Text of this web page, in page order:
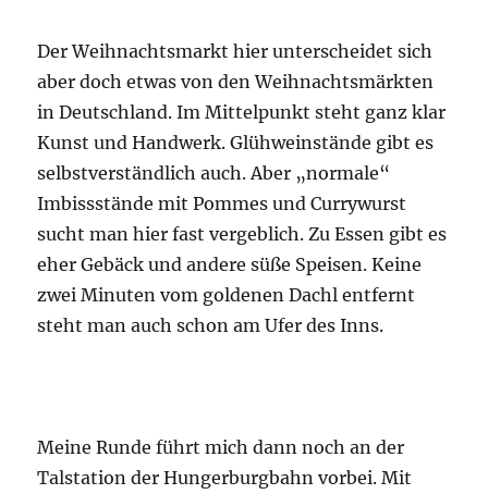
Der Weihnachtsmarkt hier unterscheidet sich
aber doch etwas von den Weihnachtsmärkten
in Deutschland. Im Mittelpunkt steht ganz klar
Kunst und Handwerk. Glühweinstände gibt es
selbstverständlich auch. Aber „normale“
Imbissstände mit Pommes und Currywurst
sucht man hier fast vergeblich. Zu Essen gibt es
eher Gebäck und andere süße Speisen. Keine
zwei Minuten vom goldenen Dachl entfernt
steht man auch schon am Ufer des Inns.
Meine Runde führt mich dann noch an der
Talstation der Hungerburgbahn vorbei. Mit